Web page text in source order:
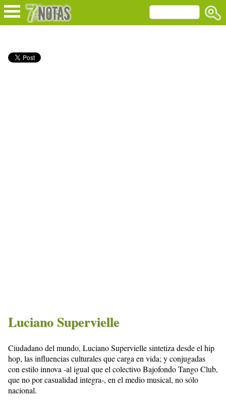
Luciano Supervielle
Ciudadano del mundo, Luciano Supervielle sintetiza desde el hip
hop, las influencias culturales que carga en vida; y conjugadas
con estilo innova -al igual que el colectivo Bajofondo Tango Club,
que no por casualidad integra-, en el medio musical, no sólo
nacional.